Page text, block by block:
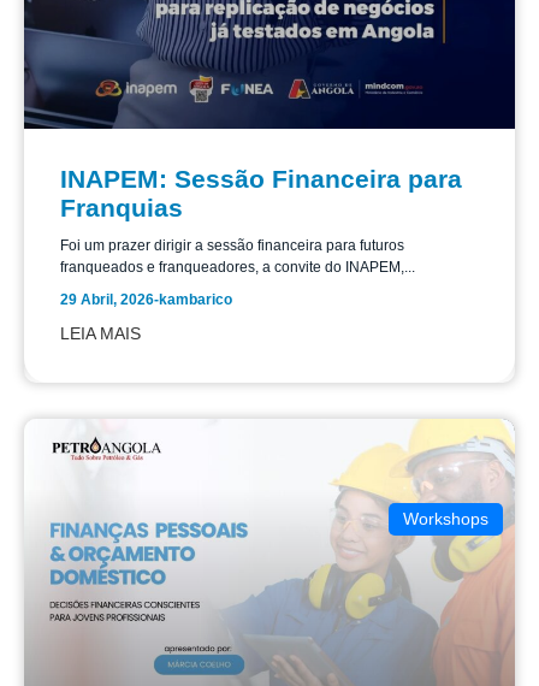
INAPEM: Sessão Financeira para
Franquias
Foi um prazer dirigir a sessão financeira para futuros
franqueados e franqueadores, a convite do INAPEM,...
29 Abril, 2026-kambarico
LEIA MAIS
Workshops